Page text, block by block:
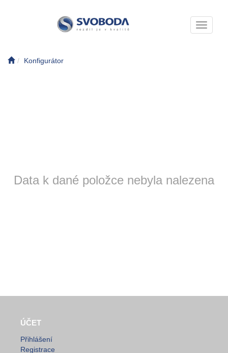
Toggle
Konfigurátor
Data k dané položce nebyla nalezena
ÚČET
Přihlášení
Registrace